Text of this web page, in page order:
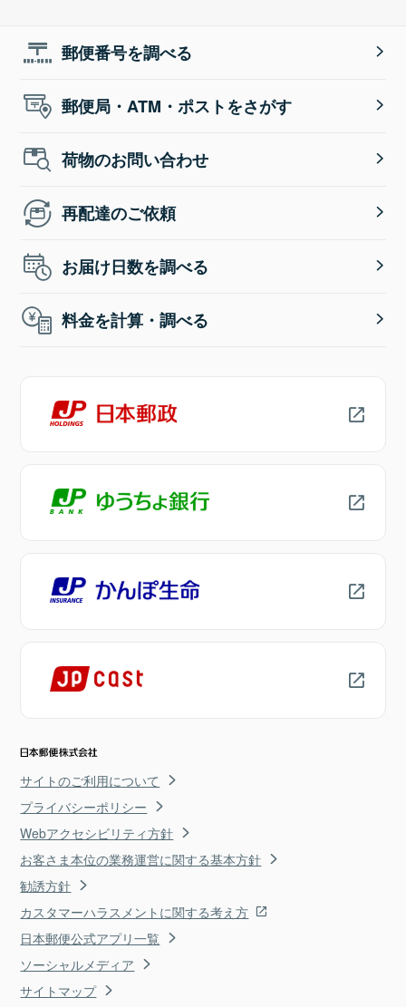
郵便番号を調べる
郵便局・ATM・ポストをさがす
荷物のお問い合わせ
再配達のご依頼
お届け日数を調べる
料金を計算・調べる
サイトのご利用について
プライバシーポリシー
Webアクセシビリティ方針
お客さま本位の業務運営に関する基本方針
勧誘方針
カスタマーハラスメントに関する考え方
日本郵便公式アプリ一覧
ソーシャルメディア
サイトマップ